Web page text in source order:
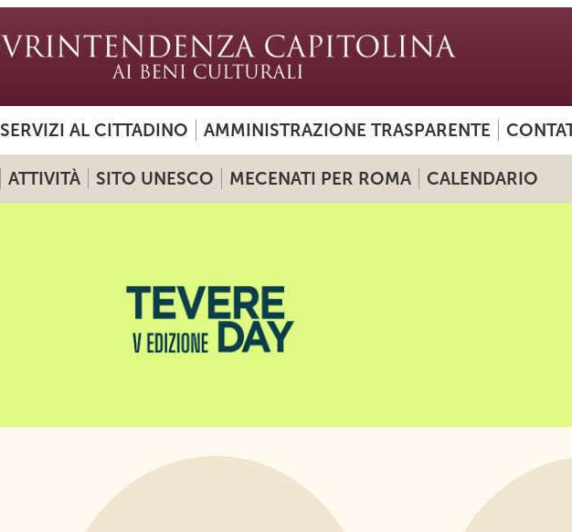
SERVIZI AL CITTADINO AMMINISTRAZIONE TRASPARENTE
ATTIVITÀ SITO UNESCO MECENATI PER ROMA CALENDARIO